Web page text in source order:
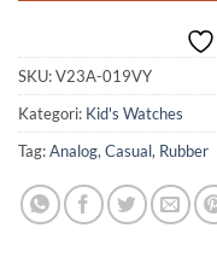
SKU:V23A-019VY
Kategori: Kid's Watches
Tag:Analog, Casual, Rubber